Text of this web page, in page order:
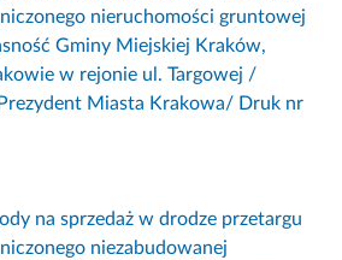
nieruchomości gruntowej
Gminy Miejskiej Kraków,
w rejonie ul. Targowej /
Miasta Krakowa/ Druk nr
na sprzedaż w drodze przetargu
niezabudowanej